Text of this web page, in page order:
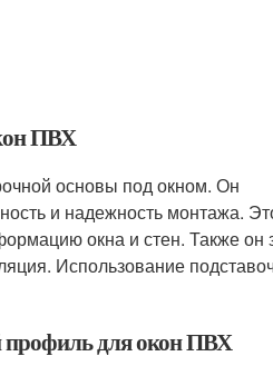
ПВХ
основы под окном. Он
и надежность монтажа.
окна и стен. Также
Использование
профиль для окон ПВХ